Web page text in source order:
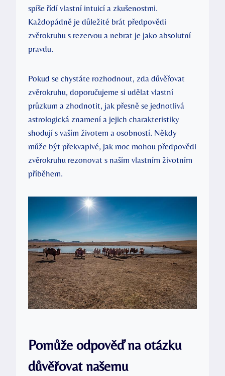
spíše ⁣řídí vlastní intuicí a zkušenostmi.
Každopádně je důležité‌ brát ⁢předpovědi
‌zvěrokruhu s rezervou ⁣a nebrat je jako absolutní
pravdu.
Pokud se chystáte ⁤rozhodnout, zda‌ důvěřovat
zvěrokruhu, doporučujeme si udělat vlastní
průzkum a ⁣zhodnotit, jak přesně se⁢ jednotlivá
astrologická znamení a jejich charakteristiky
⁢shodují s vaším životem a ‌osobností. Někdy⁣
může být⁤ překvapivé, ‍jak moc mohou předpovědi
zvěrokruhu rezonovat⁣ s naším vlastním životním
příběhem.
Pomůže odpověď na otázku
důvěřovat‍ našemu